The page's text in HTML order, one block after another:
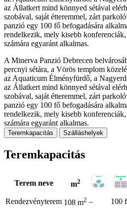
az Állatkert mind könnyed sétával
szobával, saját étteremmel, zárt
panzió egy 100 fő befogadására
rendelkezik, mely kisebb
számára egyaránt alkalmas.
A Minerva Panzió Debrecen
percnyi sétára, a Vörös templom
az Aquaticum Élményfürdő, a
az Állatkert mind könnyed sétával
szobával, saját étteremmel, zárt
panzió egy 100 fő befogadására
rendelkezik, mely kisebb
számára egyaránt alkalmas.
Teremkapacitás Szálláshelyek
Teremkapacitás
Terem neve m2
Rendezvényterem 108 m2 – 100